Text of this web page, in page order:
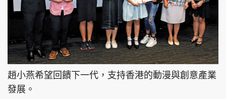
趙小燕希望回饋下一代，支持香港的動漫與創意產業
發展。